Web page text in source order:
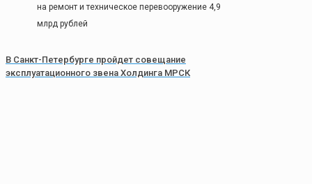
на ремонт и техническое перевооружение 4,9
млрд рублей
В Санкт-Петербурге пройдет совещание
эксплуатационного звена Холдинга МРСК